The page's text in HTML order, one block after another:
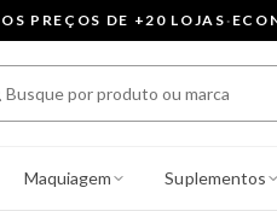
PREÇOS DE +20 LOJAS·
Maquiagem Suplementos